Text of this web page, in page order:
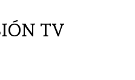
TV